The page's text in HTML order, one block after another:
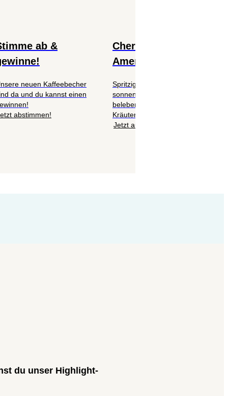
ab &
neuen Kaffeebecher
da und du kannst einen
abstimmen!
Cherry Vanilla
Americano
Spritziger Mocktail trifft auf
sonnengereifte Kirsche,
belebende Zitrone und feine
Kräuternote. 🍒
Jetzt ausprobieren
du unser Highlight-